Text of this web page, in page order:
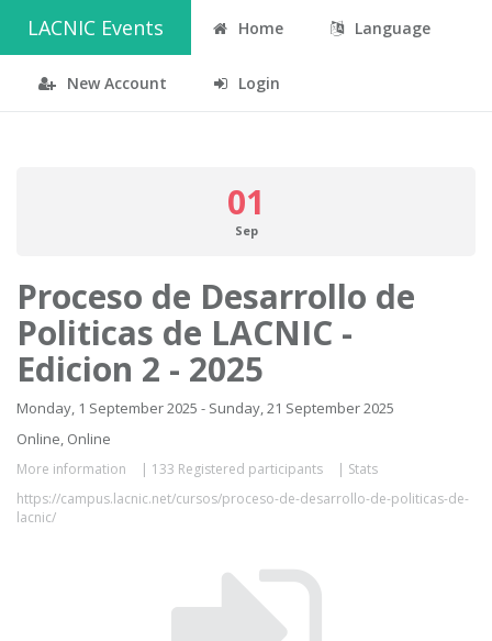
LACNIC Events Home Language
New Account Login
01
Sep
Proceso de Desarrollo de
Politicas de LACNIC -
Edicion 2 - 2025
Monday, 1 September 2025 - Sunday, 21 September 2025
Online, Online
More information | 133 Registered participants | Stats
https://campus.lacnic.net/cursos/proceso-de-desarrollo-de-politicas-de-
lacnic/